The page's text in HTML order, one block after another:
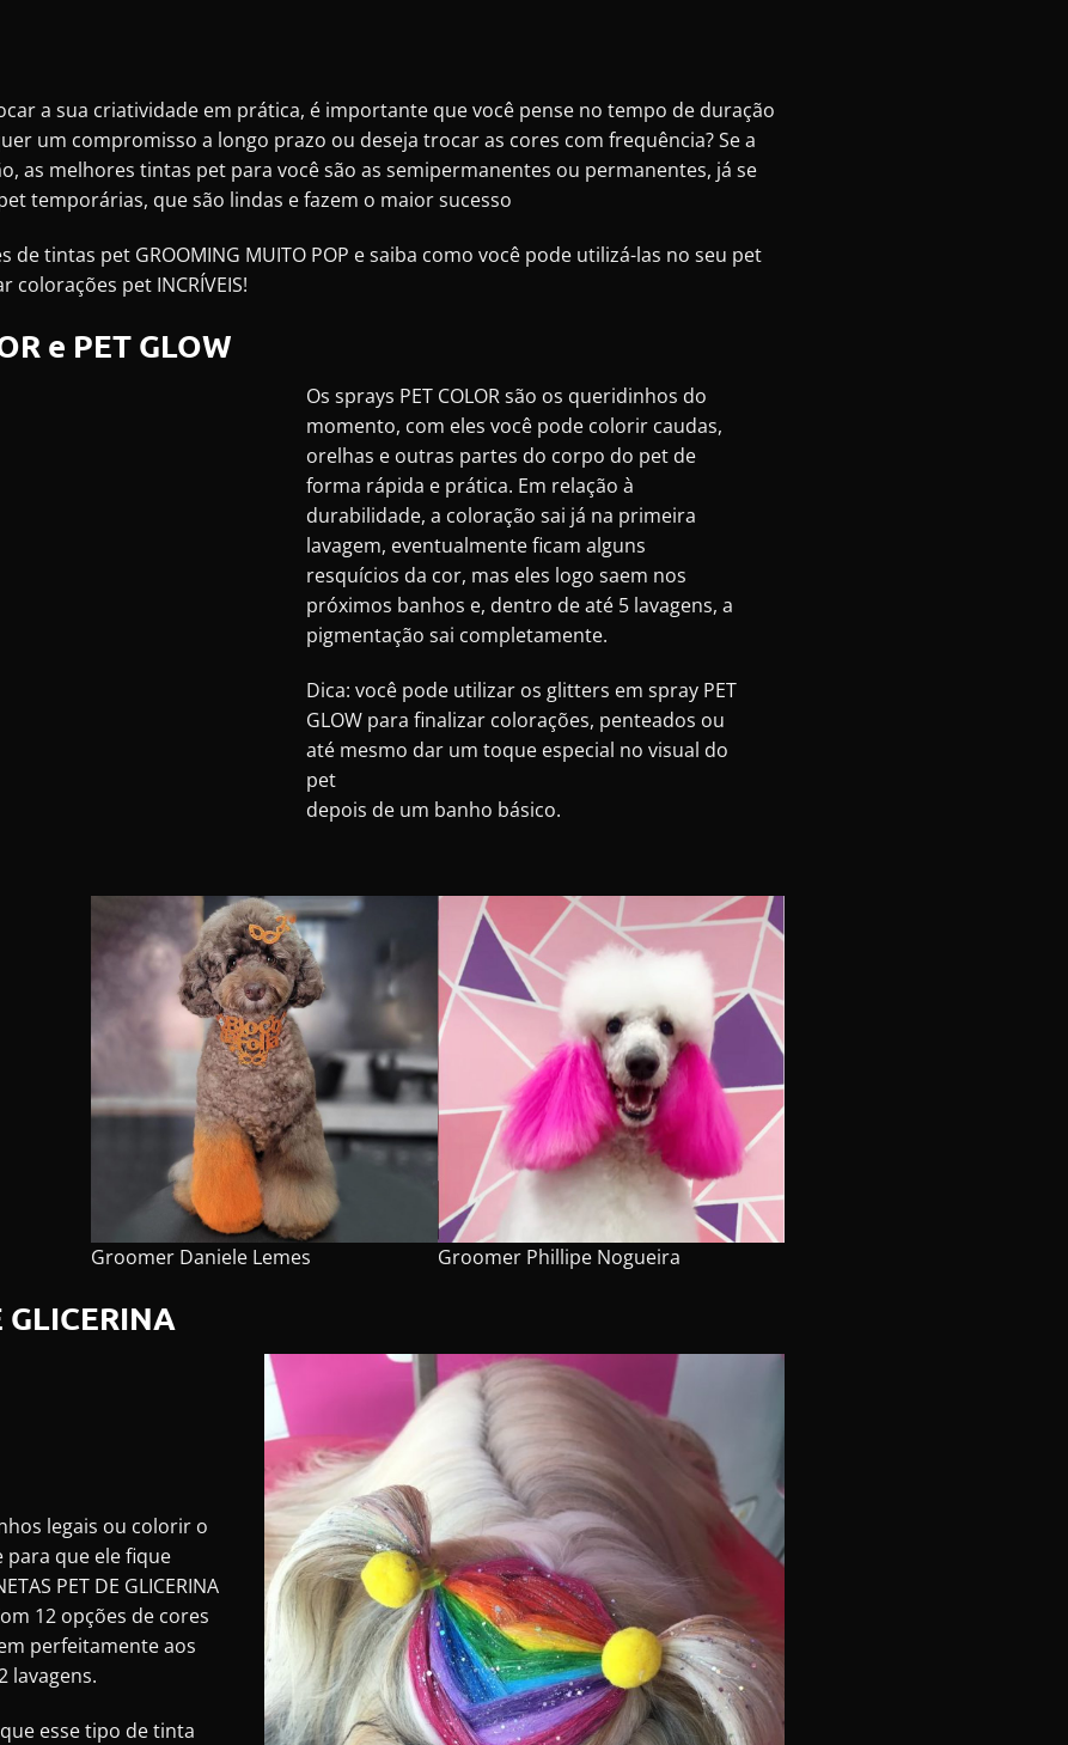
a sua criatividade em prática, é importante que você pense no tempo de duração
um compromisso a longo prazo ou deseja trocar as cores com frequência? Se a
as melhores tintas pet para você são as semipermanentes ou permanentes, já se
temporárias, que são lindas e fazem o maior sucesso
de tintas pet GROOMING MUITO POP e saiba como você pode utilizá-las no seu pet
pet INCRÍVEIS!
e PET GLOW
Os sprays PET COLOR são os queridinhos do
momento, com eles você pode colorir caudas,
orelhas e outras partes do corpo do pet de
forma rápida e prática. Em relação à
durabilidade, a coloração sai já na primeira
lavagem, eventualmente ficam alguns
resquícios da cor, mas eles logo saem nos
próximos banhos e, dentro de até 5 lavagens, a
pigmentação sai completamente.
Dica: você pode utilizar os glitters em spray PET
GLOWpara finalizar colorações, penteados ou
até mesmo dar um toque especial no visual do
pet
depois de um banho básico.
Groomer Daniele Lemes Groomer Phillipe Nogueira
GLICERINA
legais ou colorir o
para que ele fique
PET DE GLICERINA
12 opções de cores
perfeitamente aos
lavagens.
esse tipo de tinta